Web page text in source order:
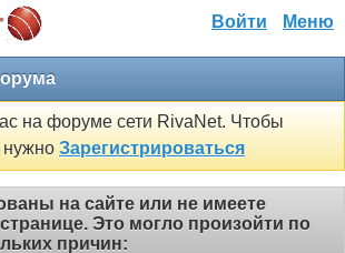
Войти Меню
на форуме сети RivaNet. Чтобы
нужно Зарегистрироваться
на сайте или не имеете
Это могло произойти по
причин: